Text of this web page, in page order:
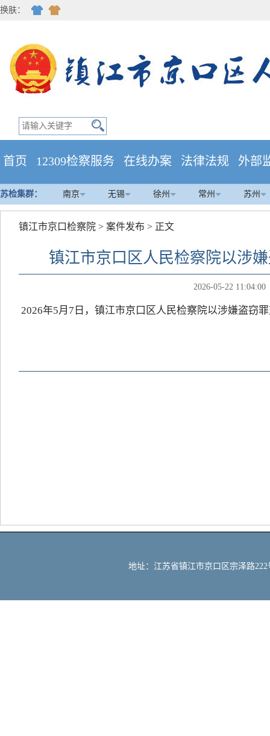
换肤：
首页 12309检察服务 在线办案 法律法规 外部
苏检集群： 南京 无锡 徐州 常州 苏州
镇江市京口检察院 > 案件发布 > 正文
镇江市京口区人民检察院以涉
2026-05-22 11:04:00
2026年5月7日，镇江市京口区人民检察院以涉嫌盗窃
地址：江苏省镇江市京口区宗泽路